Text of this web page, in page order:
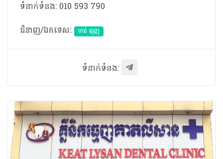
ទំនាក់ទំនង: 010 593 790
ជំនាញ/ឯកទេស:
មាត់ ធ្មេញ
ទំនាក់ទំនង: